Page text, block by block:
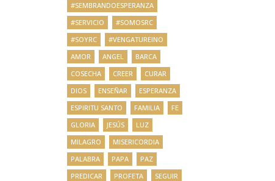
#SEMBRANDOESPERANZA
#SERVICIO
#SOMOSRC
#SOYRC
#VENGATUREINO
AMOR
ANGEL
BARCA
COSECHA
CREER
CURAR
DIOS
ENSEÑAR
ESPERANZA
ESPIRITU SANTO
FAMILIA
FE
GLORIA
JESÚS
LUZ
MILAGRO
MISERICORDIA
PALABRA
PAPA
PAZ
PREDICAR
PROFETA SEGUIR